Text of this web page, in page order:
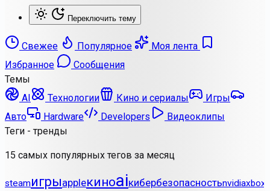
Переключить тему
Свежее Популярное
Моя лента
Избранное
Сообщения
Темы
AI
Технологии Кино и сериалы
Игры
Авто
Hardware Developers
Видеоклипы
Теги - тренды
15 самых популярных тегов за месяц
steamигрыappleкиноaiкибербезопасностьnvidiaxbox